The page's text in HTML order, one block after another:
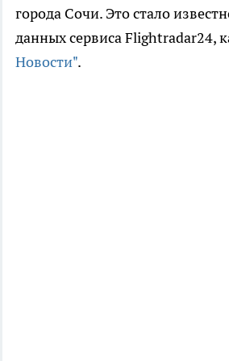
города Сочи. Это стало
данных сервиса Flightradar24,
Новости".